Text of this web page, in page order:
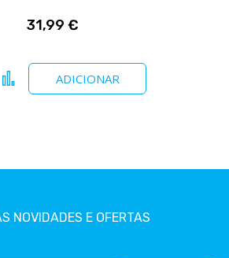
31,99 €
ADICIONAR
a favoritos
Comparar
NOVIDADES E OFERTAS